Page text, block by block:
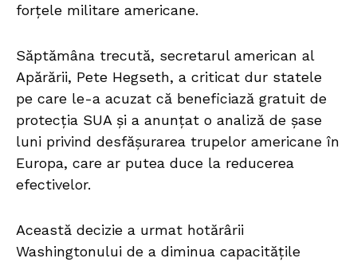
forțele militare americane.
Săptămâna trecută, secretarul american al
Apărării, Pete Hegseth, a criticat dur statele
pe care le-a acuzat că beneficiază gratuit de
protecția SUA și a anunțat o analiză de șase
luni privind desfășurarea trupelor americane în
Europa, care ar putea duce la reducerea
efectivelor.
Această decizie a urmat hotărârii
Washingtonului de a diminua capacitățile